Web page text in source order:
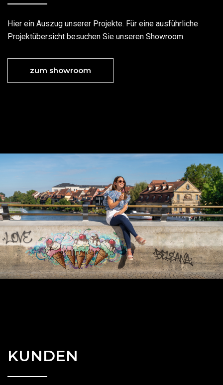
Hier ein Auszug unserer Projekte. Für eine ausführliche
Projektübersicht besuchen Sie unseren Showroom.
zum showroom
On-Location Fotografie
KUNDEN